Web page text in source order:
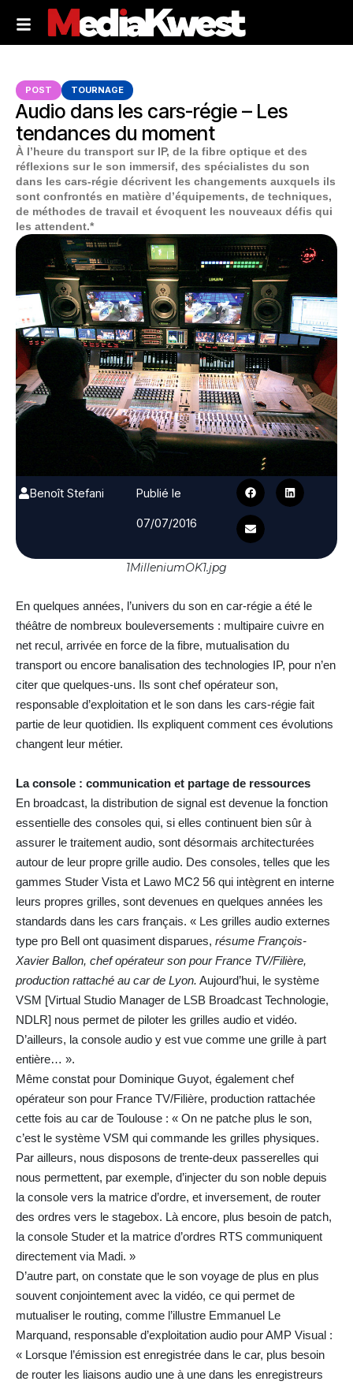
POST TOURNAGE
Audio dans les cars-régie – Les
tendances du moment
À l’heure du transport sur IP, de la fibre optique et des
réflexions sur le son immersif, des spécialistes du son
dans les cars-régie décrivent les changements auxquels ils
sont confrontés en matière d’équipements, de techniques,
de méthodes de travail et évoquent les nouveaux défis qui
les attendent.*
Benoît Stefani
Publié le
07/07/2016
1MilleniumOK1.jpg
En quelques années, l’univers du son en car-régie a été le
théâtre de nombreux bouleversements : multipaire cuivre en
net recul, arrivée en force de la fibre, mutualisation du
transport ou encore banalisation des technologies IP, pour n’en
citer que quelques-uns. Ils sont chef opérateur son,
responsable d’exploitation et le son dans les cars-régie fait
partie de leur quotidien. Ils expliquent comment ces évolutions
changent leur métier.
La console : communication et partage de ressources
En broadcast, la distribution de signal est devenue la fonction
essentielle des consoles qui, si elles continuent bien sûr à
assurer le traitement audio, sont désormais architecturées
autour de leur propre grille audio. Des consoles, telles que les
gammes Studer Vista et Lawo MC2 56 qui intègrent en interne
leurs propres grilles, sont devenues en quelques années les
standards dans les cars français. « Les grilles audio externes
type pro Bell ont quasiment disparues, résume François-
Xavier Ballon, chef opérateur son pour France TV/Filière,
production rattaché au car de Lyon. Aujourd’hui, le système
VSM [Virtual Studio Manager de LSB Broadcast Technologie,
NDLR] nous permet de piloter les grilles audio et vidéo.
D’ailleurs, la console audio y est vue comme une grille à part
entière… ».
Même constat pour Dominique Guyot, également chef
opérateur son pour France TV/Filière, production rattachée
cette fois au car de Toulouse : « On ne patche plus le son,
c’est le système VSM qui commande les grilles physiques.
Par ailleurs, nous disposons de trente-deux passerelles qui
nous permettent, par exemple, d’injecter du son noble depuis
la console vers la matrice d’ordre, et inversement, de router
des ordres vers le stagebox. Là encore, plus besoin de patch,
la console Studer et la matrice d’ordres RTS communiquent
directement via Madi. »
D’autre part, on constate que le son voyage de plus en plus
souvent conjointement avec la vidéo, ce qui permet de
mutualiser le routing, comme l’illustre Emmanuel Le
Marquand, responsable d’exploitation audio pour AMP Visual :
« Lorsque l’émission est enregistrée dans le car, plus besoin
de router les liaisons audio une à une dans les enregistreurs